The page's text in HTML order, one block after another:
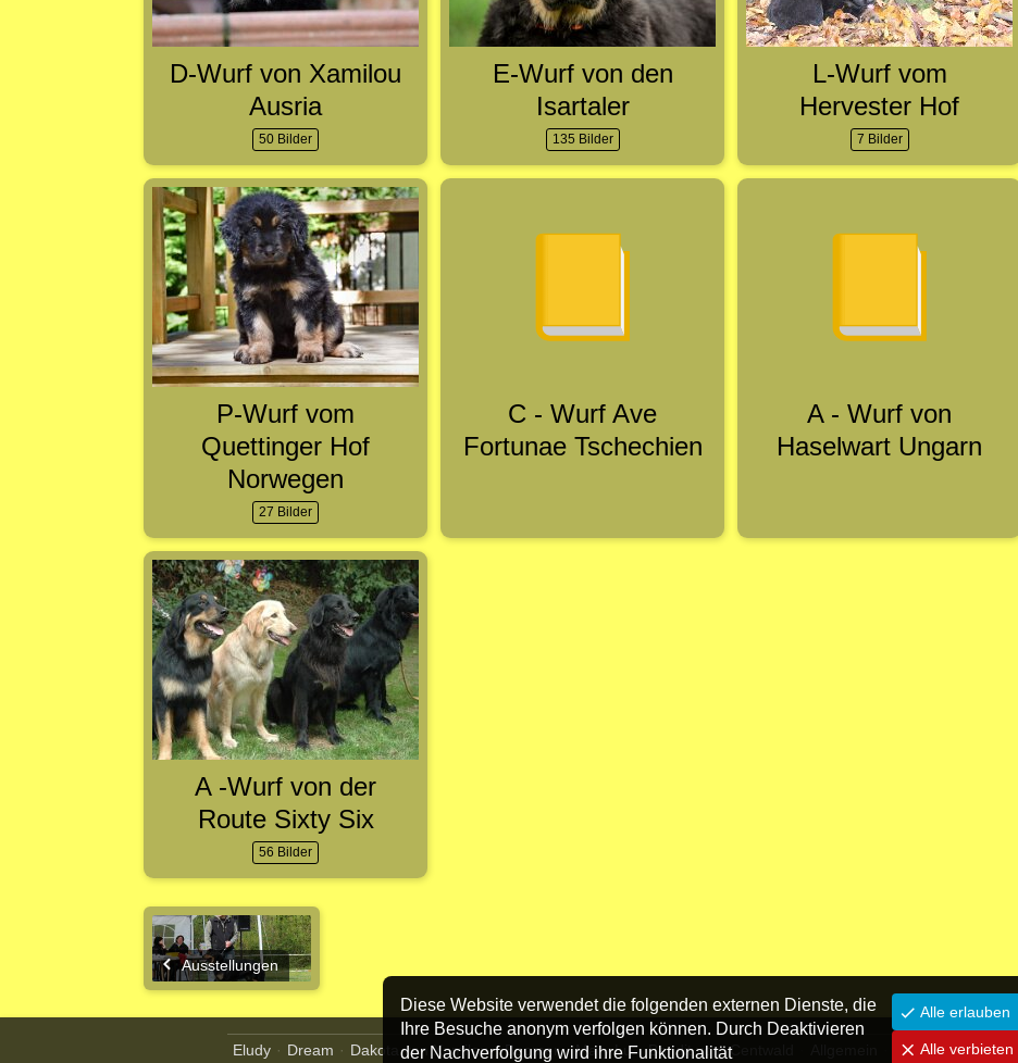
D-Wurf von Xamilou
Ausria
50 Bilder
E-Wurf von den
Isartaler
135 Bilder
L-Wurf vom
Hervester Hof
7 Bilder
P-Wurf vom
Quettinger Hof
Norwegen
27 Bilder
C - Wurf Ave
Fortunae Tschechien
A - Wurf von
Haselwart Ungarn
A -Wurf von der
Route Sixty Six
56 Bilder
Ausstellungen
Eludy Dream Dakota von Xamilou Boomer Mary Lu Bandit vom Centwald Zucht Geändert
Diese Website verwendet die folgenden externen Dienste, die
Ihre Besuche anonym verfolgen können. Durch Deaktivieren
der Nachverfolgung wird ihre Funktionalität
Alle erlauben
Alle verbieten